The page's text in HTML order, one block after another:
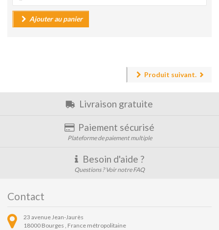
Ajouter au panier
Produit suivant.
Livraison gratuite
Paiement sécurisé
Plateforme de paiement multiple
Besoin d'aide ?
Questions ? Voir notre FAQ
Contact
23 avenue Jean-Jaurès
18000 Bourges , France métropolitaine